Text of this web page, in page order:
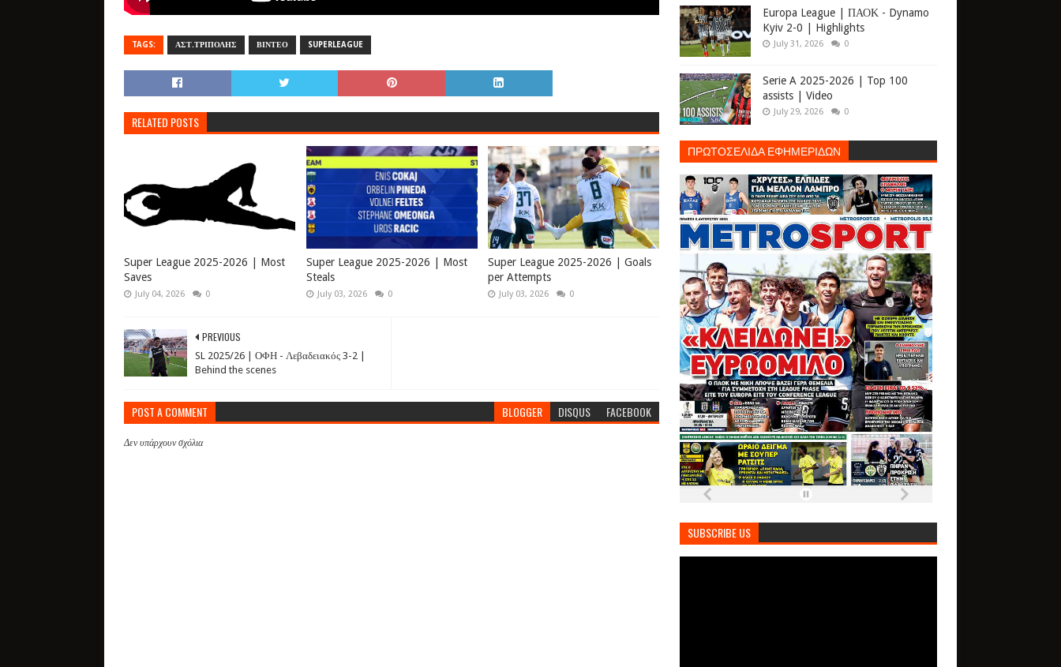
TAGS: ΑΣΤ.ΤΡΙΠΟΛΗΣ ΒΙΝΤΕΟ SUPERLEAGUE
RELATED POSTS
Super League 2025-2026 | Most
Saves
July 04, 2026 0
Super League 2025-2026 | Most
Steals
July 03, 2026 0
Super League 2025-2026 | Goals
per Attempts
July 03, 2026 0
PREVIOUS
SL 2025/26 | ΟΦΗ - Λεβαδειακός 3-2 |
Behind the scenes
POST A COMMENT BLOGGER DISQUS FACEBOOK
Δεν υπάρχουν σχόλια
Europa League | ΠΑΟΚ - Dynamo
Kyiv 2-0 | Highlights
July 31, 2026 0
Serie A 2025-2026 | Top 100
assists | Video
July 29, 2026 0
ΠΡΩΤΟΣΕΛΙΔΑ ΕΦΗΜΕΡΙΔΩΝ
SUBSCRIBE US